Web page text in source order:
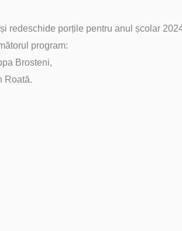
redeschide porțile pentru anul școlar
program:
Brosteni,
Roată.